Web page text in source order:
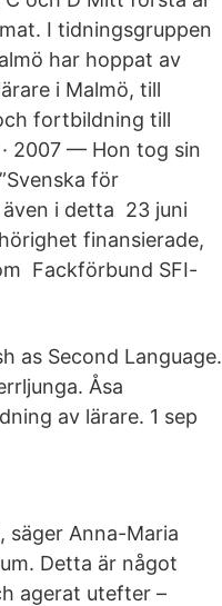
I tidningsgruppen
har hoppat av
i Malmö, till
fortbildning till
2007 — Hon tog sin
för
i detta 23 juni
finansierade,
Fackförbund SFI-
as Second Language.
Åsa
av lärare. 1 sep
säger Anna-Maria
Detta är något
agerat utefter –